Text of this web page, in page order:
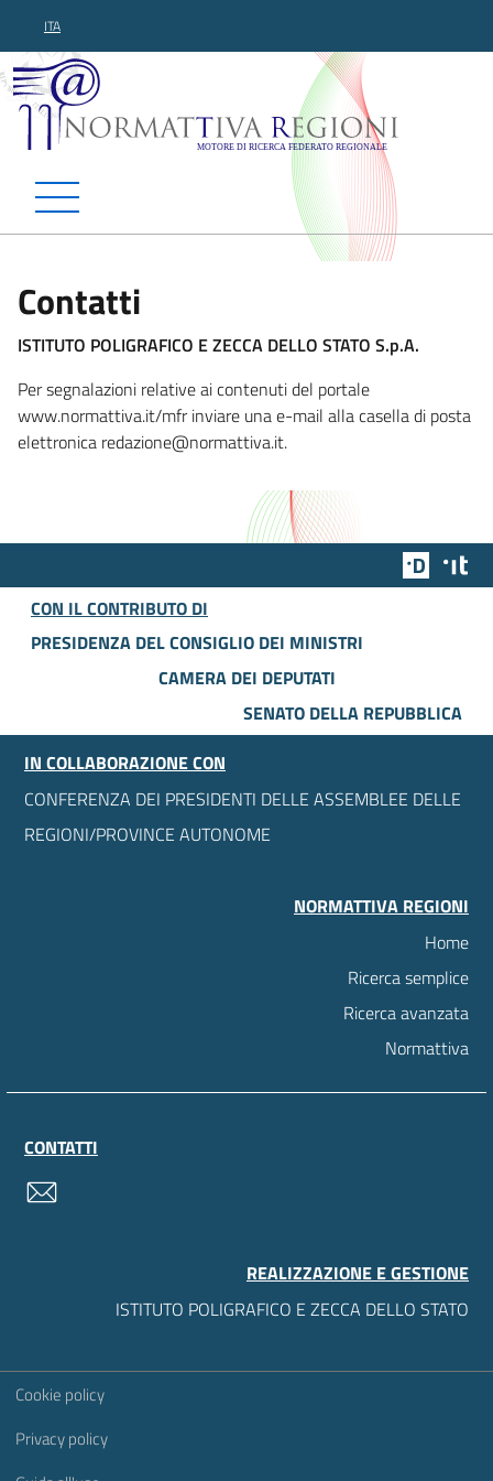
ITA
Normattiva Regioni -
Contatti
ISTITUTO POLIGRAFICO E ZECCA DELLO STATO S.p.A.
Per segnalazioni relative ai contenuti del portale
www.normattiva.it/mfr inviare una e-mail alla casella di posta
elettronica redazione@normattiva.it.
Team
CON IL CONTRIBUTO DI
PRESIDENZA DEL CONSIGLIO DEI MINISTRI
CAMERA DEI DEPUTATI
SENATO DELLA REPUBBLICA
IN COLLABORAZIONE CON
CONFERENZA DEI PRESIDENTI DELLE ASSEMBLEE DELLE
REGIONI/PROVINCE AUTONOME
NORMATTIVA REGIONI
Home
Ricerca semplice
Ricerca avanzata
Normattiva
CONTATTI
REALIZZAZIONE E GESTIONE
ISTITUTO POLIGRAFICO E ZECCA DELLO STATO
Sezione Link Utili
Cookie policy
Privacy policy